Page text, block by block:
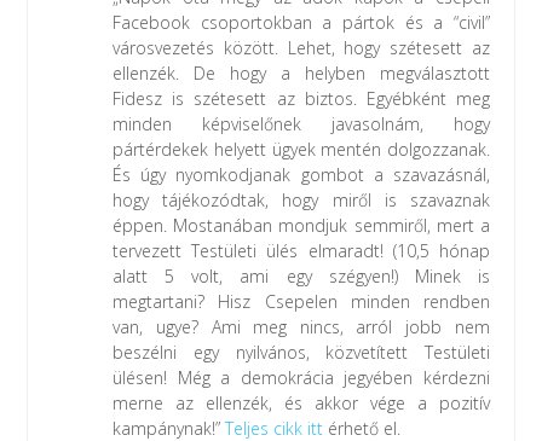
Facebook csoportokban a pártok és a “civil”
városvezetés között. Lehet, hogy szétesett az
ellenzék. De hogy a helyben megválasztott
Fidesz is szétesett az biztos. Egyébként meg
minden képviselőnek javasolnám, hogy
pártérdekek helyett ügyek mentén dolgozzanak.
És úgy nyomkodjanak gombot a szavazásnál,
hogy tájékozódtak, hogy miről is szavaznak
éppen. Mostanában mondjuk semmiről, mert a
tervezett Testületi ülés elmaradt! (10,5 hónap
alatt 5 volt, ami egy szégyen!) Minek is
megtartani? Hisz Csepelen minden rendben
van, ugye? Ami meg nincs, arról jobb nem
beszélni egy nyilvános, közvetített Testületi
ülésen! Még a demokrácia jegyében kérdezni
merne az ellenzék, és akkor vége a pozitív
kampánynak!”Teljes cikk itt érhető el.